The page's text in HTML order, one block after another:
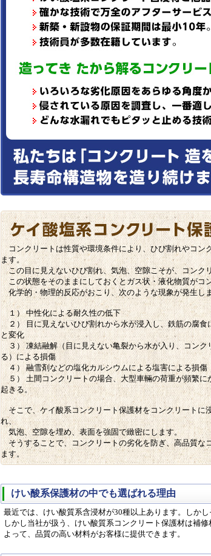
コンクリートは性質や環境条件により、ひび割れやコン
ます。
この目に見えないひび割れ、気泡、空隙こそが、コンク
この状態をそのままにしておくとガス状・液化物質がコ
化学的・物理的反応がおこり、次のような現象が発生し
１） 中性化による耐久性の低下
２） 目に見えないひび割れから水が浸入し、鉄筋の腐食
と変化
３） 凍結融解（目に見えない亀裂から水が入り、コンク
る）による損傷
４） 融雪剤などの塩化カルシウムによる塩害による損傷
５） 土間コンクリートの場合、大型車輛の荷重が頻繁に
起きる。
そこで、ケイ酸系コンクリート保護材をコンクリートに
れ、
気泡、空隙を埋め、表面を強固で緻密にします。
そうすることで、コンクリートの劣化を防ぎ、高品質な
ます。
けい酸系保護材の中でも選ばれる理由
最近では、けい酸質系含浸材が30種以上あります。しかし
しかし当社が扱う、けい酸質系コンクリート保護材は補
よって、品質の高い材料がお客様に提供できます。